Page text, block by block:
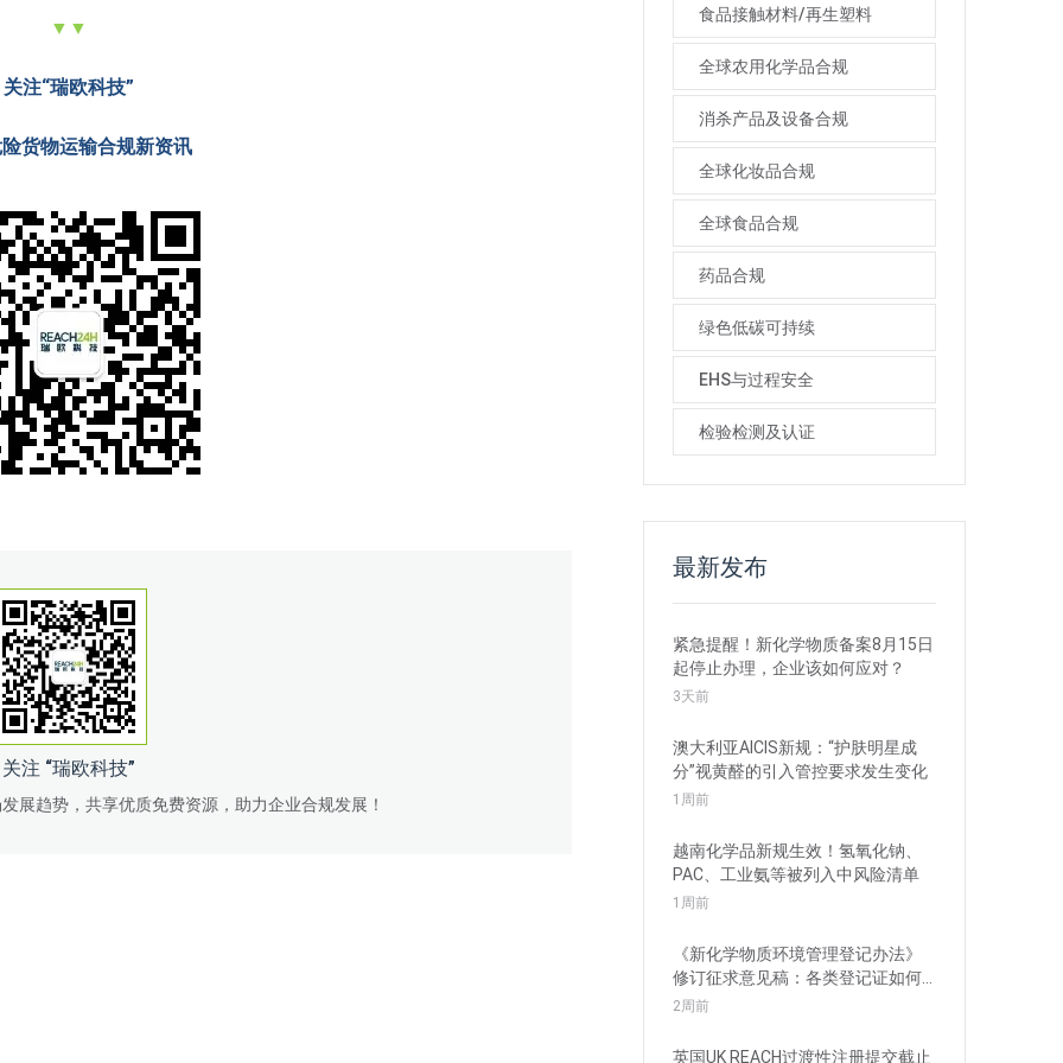
▼▼
关注“瑞欧科技”
货物运输合规新资讯
关注 “瑞欧科技”
展趋势，共享优质免费资源，助力企业合规发展！
食品接触材料/再生塑料
全球农用化学品合规
消杀产品及设备合规
全球化妆品合规
全球食品合规
药品合规
绿色低碳可持续
EHS与过程安全
检验检测及认证
最新发布
紧急提醒！新化学物质备案8月15日
起停止办理，企业该如何应对？
3天前
澳大利亚AICIS新规：“护肤明星成
分”视黄醛的引入管控要求发生变化
1周前
越南化学品新规生效！氢氧化钠、
PAC、工业氨等被列入中风险清单
1周前
《新化学物质环境管理登记办法》
修订征求意见稿：各类登记证如何
衔接？
2周前
英国UK REACH过渡性注册提交截止